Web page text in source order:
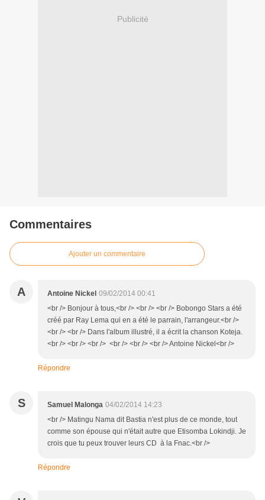
Publicité
Commentaires
Ajouter un commentaire
A Antoine Nickel 09/02/2014 00:41
<br /> Bonjour à tous,<br /> <br /> <br /> Bobongo Stars a été
créé par Ray Lema qui en a été le parrain, l'arrangeur.<br />
<br /> <br /> Dans l'album illustré, il a écrit la chanson Koteja.
<br /> <br /> <br /> <br /> <br /> <br /> Antoine Nickel<br />
Répondre
S Samuel Malonga 04/02/2014 14:23
<br /> Matingu Nama dit Bastia n'est plus de ce monde, tout
comme son épouse qui n'était autre que Etisomba Lokindji. Je
crois que tu peux trouver leurs CD à la Fnac.<br />
Répondre